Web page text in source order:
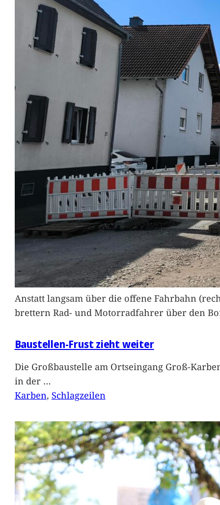
Anstatt langsam über die offene Fahrbahn
brettern Rad- und Motorradfahrer über den
Baustellen-Frust zieht weiter
Die Großbaustelle am Ortseingang Groß-
in der …
Karben, Schlagzeilen